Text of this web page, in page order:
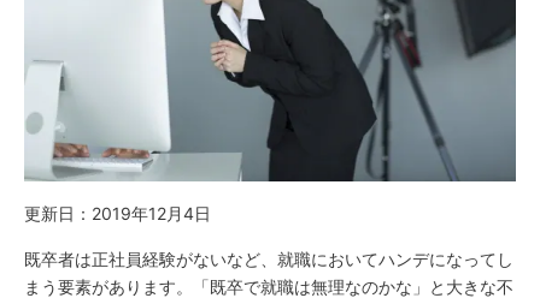
更新日：2019年12月4日
既卒者は正社員経験がないなど、就職においてハンデになってし
まう要素があります。「既卒で就職は無理なのかな」と大きな不